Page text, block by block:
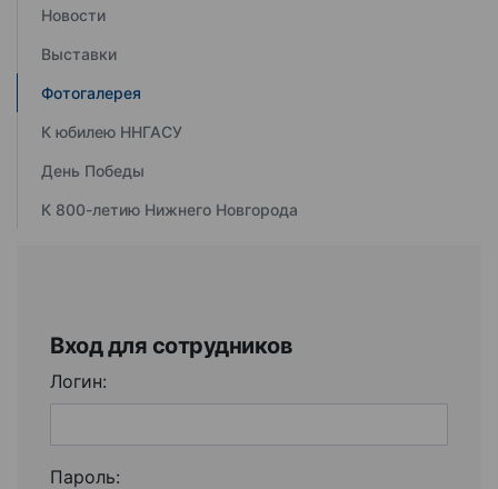
Новости
Выставки
Фотогалерея
К юбилею ННГАСУ
День Победы
К 800-летию Нижнего Новгорода
Вход для сотрудников
Логин:
Пароль: